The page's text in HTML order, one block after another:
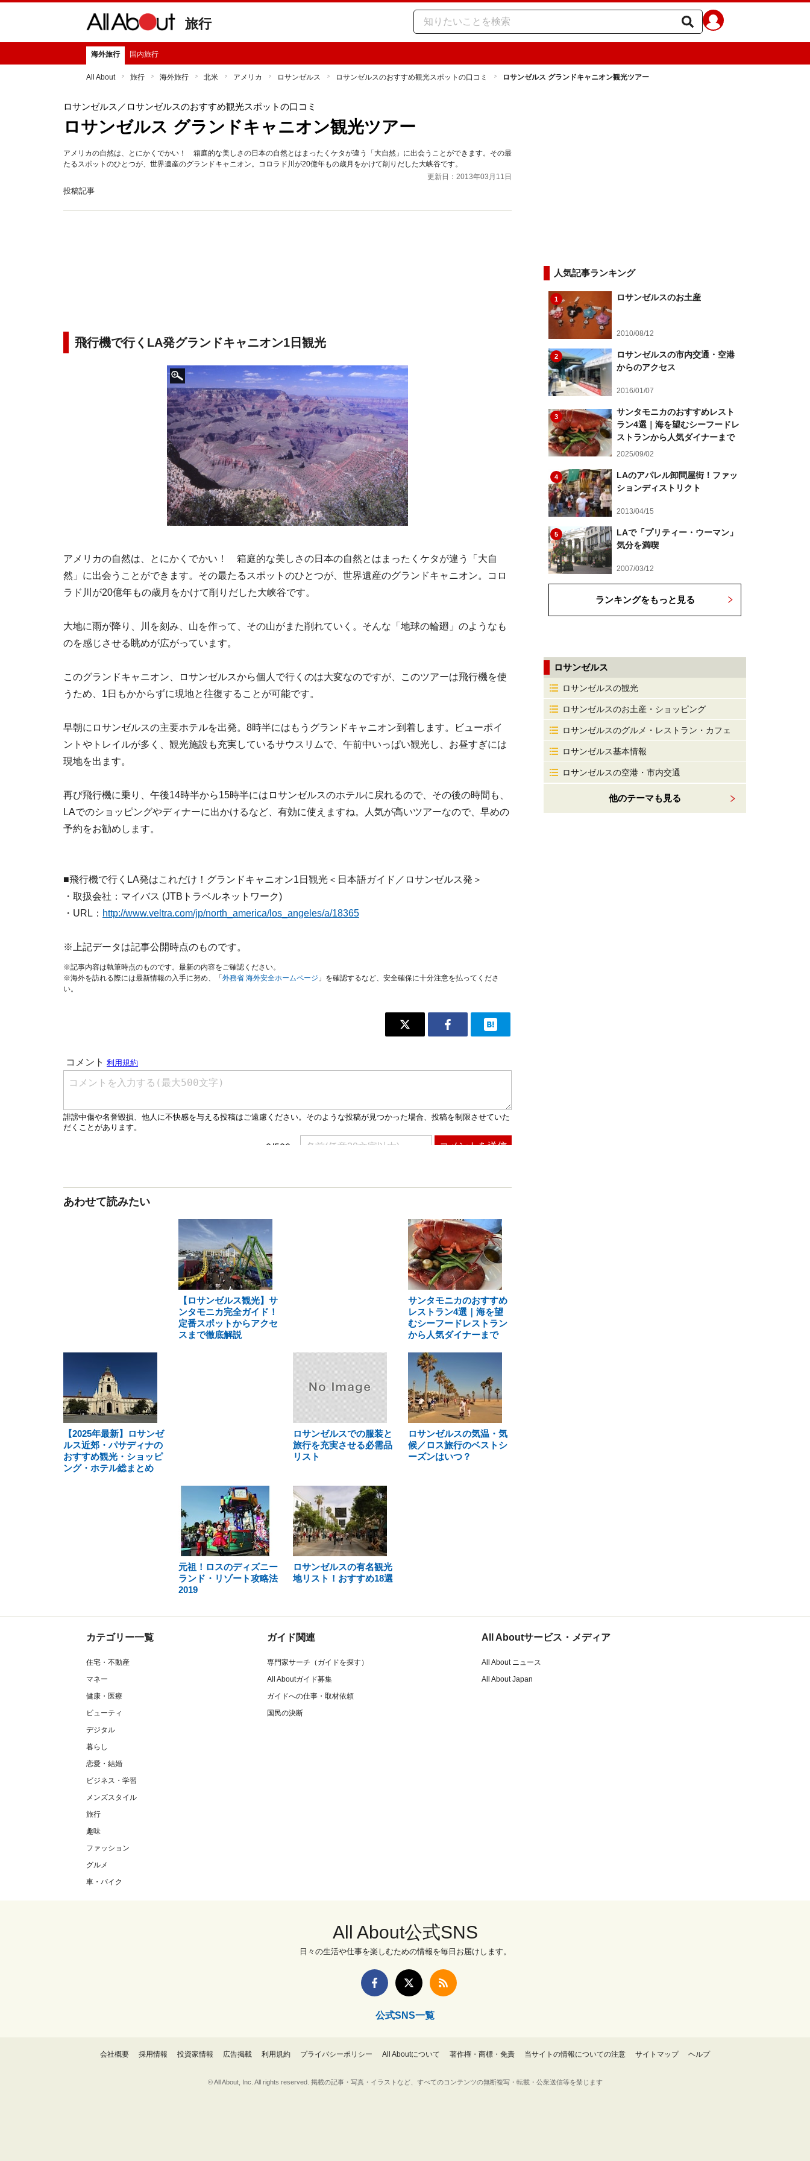
旅行
海外旅行 国内旅行
All About 旅行 海外旅行 北米 アメリカ ロサンゼルス ロサンゼルスのおすすめ観光スポットの口コミ ロサンゼルス グランドキャニオン観光ツアー
ロサンゼルス ／ロサンゼルスのおすすめ観光スポットの口コミ
ロサンゼルス グランドキャニオン観光ツアー
アメリカの自然は、とにかくでかい！ 箱庭的な美しさの日本の自然とはまったくケタが違う「大自然」に出会うことができます。その最
たるスポットのひとつが、世界遺産のグランドキャニオン。コロラド川が20億年もの歳月をかけて削りだした大峡谷です。
更新日：2013年03月11日
投稿記事
飛行機で行くLA発グランドキャニオン1日観光
アメリカの自然は、とにかくでかい！ 箱庭的な美しさの日本の自然とはまったくケタが違う「大自
然」に出会うことができます。その最たるスポットのひとつが、世界遺産のグランドキャニオン。コロ
ラド川が20億年もの歳月をかけて削りだした大峡谷です。
大地に雨が降り、川を刻み、山を作って、その山がまた削れていく。そんな「地球の輪廻」のようなも
のを感じさせる眺めが広がっています。
このグランドキャニオン、ロサンゼルスから個人で行くのは大変なのですが、このツアーは飛行機を使
うため、1日もかからずに現地と往復することが可能です。
早朝にロサンゼルスの主要ホテルを出発。8時半にはもうグランドキャニオン到着します。ビューポイ
ントやトレイルが多く、観光施設も充実しているサウスリムで、午前中いっぱい観光し、お昼すぎには
現地を出ます。
再び飛行機に乗り、午後14時半から15時半にはロサンゼルスのホテルに戻れるので、その後の時間も、
LAでのショッピングやディナーに出かけるなど、有効に使えますね。人気が高いツアーなので、早めの
予約をお勧めします。
■飛行機で行くLA発はこれだけ！グランドキャニオン1日観光＜日本語ガイド／ロサンゼルス発＞
・取扱会社：マイバス (JTBトラベルネットワーク)
・URL： http://www.veltra.com/jp/north_america/los_angeles/a/18365
※上記データは記事公開時点のものです。
※記事内容は執筆時点のものです。最新の内容をご確認ください。
※海外を訪れる際には最新情報の入手に努め、「 外務省 海外安全ホームページ 」を確認するなど、安全確保に十分注意を払ってくださ
い。
あわせて読みたい
【ロサンゼルス観光】サ
ンタモニカ完全ガイド！
定番スポットからアクセ
スまで徹底解説
サンタモニカのおすすめ
レストラン4選｜海を望
むシーフードレストラン
から人気ダイナーまで
【2025年最新】ロサンゼ
ルス近郊・パサディナの
おすすめ観光・ショッピ
ング・ホテル総まとめ
ロサンゼルスでの服装と
旅行を充実させる必需品
リスト
ロサンゼルスの気温・気
候／ロス旅行のベストシ
ーズンはいつ？
元祖！ロスのディズニー
ランド・リゾート攻略法
2019
ロサンゼルスの有名観光
地リスト！おすすめ18選
人気記事ランキング
1 ロサンゼルスのお土産
2010/08/12
2
ロサンゼルスの市内交通・空港
からのアクセス
2016/01/07
3
サンタモニカのおすすめレスト
ラン4選｜海を望むシーフードレ
ストランから人気ダイナーまで
2025/09/02
4
LAのアパレル卸問屋街！ファッ
ションディストリクト
2013/04/15
5
LAで「プリティー・ウーマン」
気分を満喫
2007/03/12
ランキングをもっと見る
ロサンゼルス
ロサンゼルスの観光
ロサンゼルスのお土産・ショッピング
ロサンゼルスのグルメ・レストラン・カフェ
ロサンゼルス基本情報
ロサンゼルスの空港・市内交通
他のテーマも見る
カテゴリー一覧
住宅・不動産
マネー
健康・医療
ビューティ
デジタル
暮らし
恋愛・結婚
ビジネス・学習
メンズスタイル
旅行
趣味
ファッション
グルメ
車・バイク
ガイド関連
専門家サーチ（ガイドを探す）
All Aboutガイド募集
ガイドへの仕事・取材依頼
国民の決断
All Aboutサービス・メディア
All About ニュース
All About Japan
All About公式SNS
日々の生活や仕事を楽しむための情報を毎日お届けします。
公式SNS一覧
会社概要 採用情報 投資家情報 広告掲載 利用規約 プライバシーポリシー All Aboutについて 著作権・商標・免責 当サイトの情報についての注意 サイトマップ ヘルプ
© All About, Inc. All rights reserved. 掲載の記事・写真・イラストなど、すべてのコンテンツの無断複写・転載・公衆送信等を禁じます